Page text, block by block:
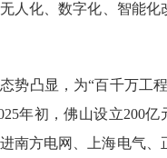
人化、数字化、智能
凸显，为“百千万工程
年初，佛山设立200
南方电网、上海电气